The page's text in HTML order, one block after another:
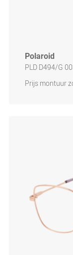
Polaroid
PLD D494/G
Prijs montuur